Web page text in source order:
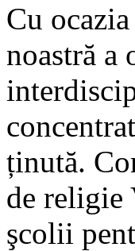
Cu
noastră a
ținută.
de religie
şcolii